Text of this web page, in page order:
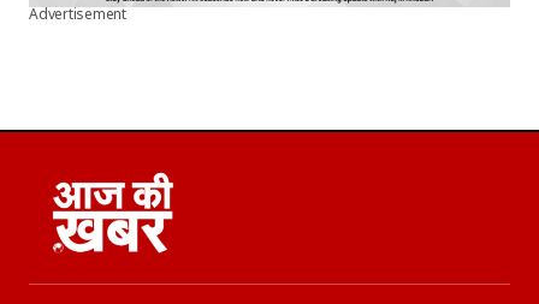
Advertisement